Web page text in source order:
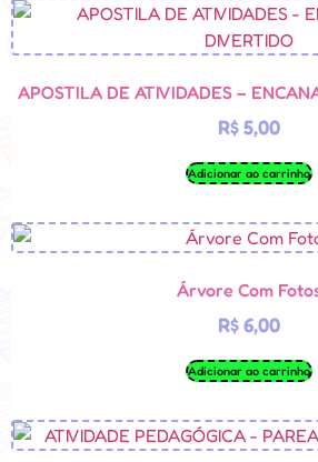
APOSTILA DE ATIVIDADES –
R$5,00
Adicionar ao carrinho
Árvore Com
R$6,00
Adicionar ao carrinho